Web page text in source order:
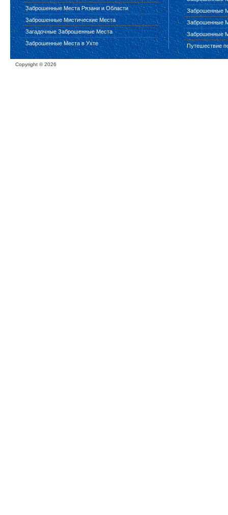
Заброшенные Места Рязани и Области
Заброшенные Мистические Места
Загадочные Заброшенные Места
Заброшенные Места в Ухте
Заброшенные
Заброшенные
Заброшенные
Путешествие
Copyright ©2026